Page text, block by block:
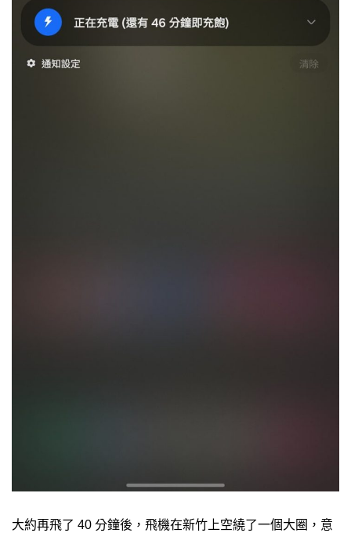
大約再飛了 40 分鐘後，飛機在新竹上空繞了一個大圈，意